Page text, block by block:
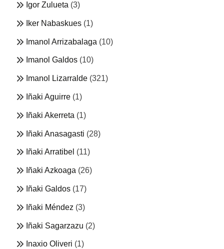
Igor Zulueta (3)
Iker Nabaskues (1)
Imanol Arrizabalaga (10)
Imanol Galdos (10)
Imanol Lizarralde (321)
Iñaki Aguirre (1)
Iñaki Akerreta (1)
Iñaki Anasagasti (28)
Iñaki Arratibel (11)
Iñaki Azkoaga (26)
Iñaki Galdos (17)
Iñaki Méndez (3)
Iñaki Sagarzazu (2)
Inaxio Oliveri (1)